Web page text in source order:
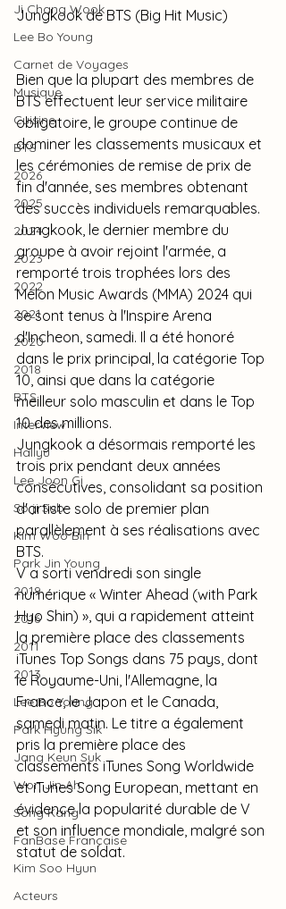
Ji Chang Wook
Lee Bo Young
Carnet de Voyages
Musique
Cuisine
BTS
2026
2025
2024
2023
2022
2021
2020
2018
BTS
Interview
Hallyu
Lee Joon Gi
So ji Sub
Kim Woo Bin
Park Jin Young
2019
2016
2011
2013
Lee Bo Young
Park Hyung Sik
Jang Keun Suk
Won Jin Ah
Song Kang
FanBase Française
Kim Soo Hyun
Acteurs
Jungkook de BTS (Big Hit Music)
Bien que la plupart des membres de
BTS effectuent leur service militaire
obligatoire, le groupe continue de
dominer les classements musicaux et
les cérémonies de remise de prix de
fin d'année, ses membres obtenant
des succès individuels remarquables.
Jungkook, le dernier membre du
groupe à avoir rejoint l'armée, a
remporté trois trophées lors des
Melon Music Awards (MMA) 2024 qui
se sont tenus à l'Inspire Arena
d'Incheon, samedi. Il a été honoré
dans le prix principal, la catégorie Top
10, ainsi que dans la catégorie
meilleur solo masculin et dans le Top
10 des millions.
Jungkook a désormais remporté les
trois prix pendant deux années
consécutives, consolidant sa position
d'artiste solo de premier plan
parallèlement à ses réalisations avec
BTS.
V a sorti vendredi son single
numérique « Winter Ahead (with Park
Hyo Shin) », qui a rapidement atteint
la première place des classements
iTunes Top Songs dans 75 pays, dont
le Royaume-Uni, l'Allemagne, la
France, le Japon et le Canada,
samedi matin. Le titre a également
pris la première place des
classements iTunes Song Worldwide
et iTunes Song European, mettant en
évidence la popularité durable de V
et son influence mondiale, malgré son
statut de soldat.